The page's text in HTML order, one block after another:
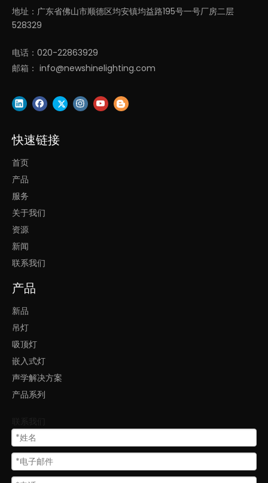
线性吸顶式灯
线性办公室照明解决方案
地址：广东省佛山市顺德区均安镇均益路195号一号厂房二层
528329
电话：020-22863929
邮箱： info@newshinelighting.com
快速链接
首页
产品
服务
关于我们
资源
新闻
联系我们
产品
新品
吊灯
吸顶灯
嵌入式灯
声学解决方案
产品系列